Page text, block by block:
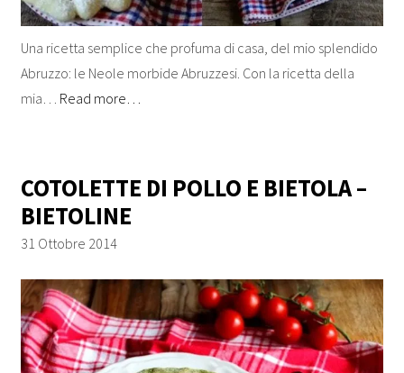
Una ricetta semplice che profuma di casa, del mio splendido
Abruzzo: le Neole morbide Abruzzesi. Con la ricetta della
mia… Read more…
COTOLETTE DI POLLO E BIETOLA –
BIETOLINE
31 Ottobre 2014